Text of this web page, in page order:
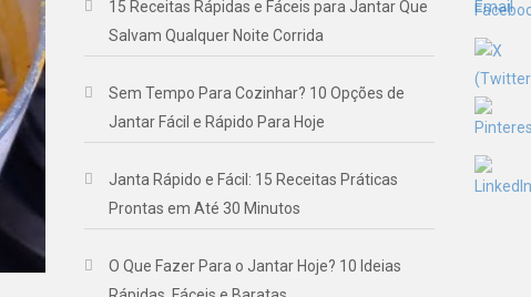
15 Receitas Rápidas e Fáceis para Jantar Que
Salvam Qualquer Noite Corrida
Sem Tempo Para Cozinhar? 10 Opções de
Jantar Fácil e Rápido Para Hoje
Janta Rápido e Fácil: 15 Receitas Práticas
Prontas em Até 30 Minutos
O Que Fazer Para o Jantar Hoje? 10 Ideias